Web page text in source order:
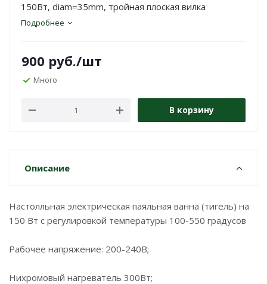
150Вт, diam=35mm, тройная плоская вилка
Подробнее
900 руб./шт
Много
В корзину
Описание
Настолльная электрическая паяльная ванна (тигель) на
150 Вт с регулировкой температуры 100-550 градусов
Рабочее напряжение: 200-240В;
Нихромовый нагреватель 300Вт;